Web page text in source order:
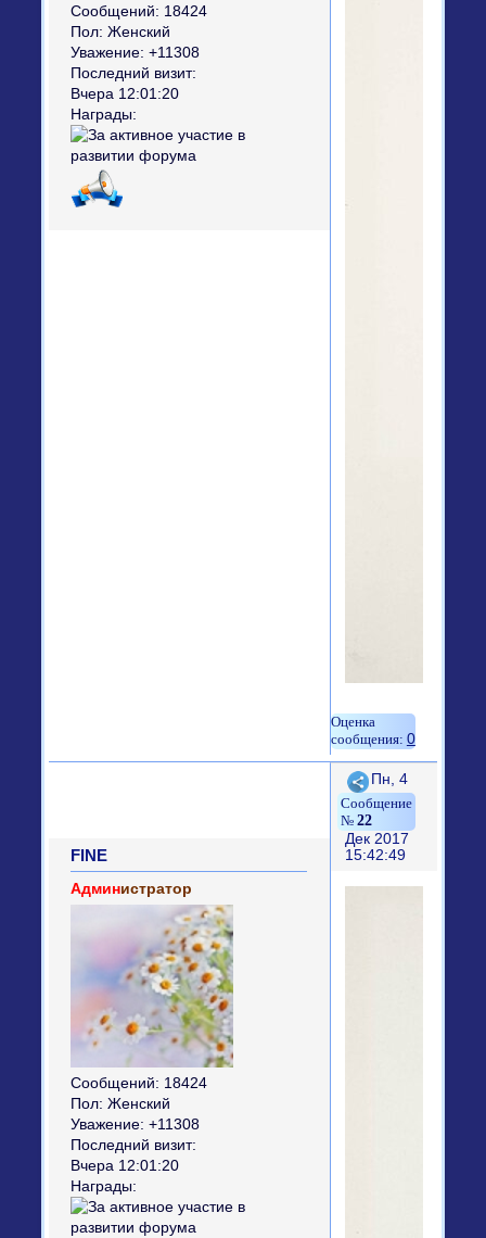
Сообщений: 18424
Пол: Женский
Уважение: +11308
Последний визит:
Вчера 12:01:20
Награды:
0
Поделиться
22
Пн, 4
Дек 2017
15:42:49
FINE
Администратор
Сообщений: 18424
Пол: Женский
Уважение: +11308
Последний визит:
Вчера 12:01:20
Награды: